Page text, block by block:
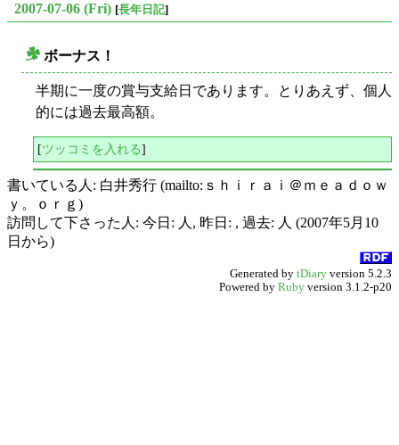
2007-07-06 (Fri) [長年日記]
ボーナス！
半期に一度の賞与支給日であります。とりあえず、個人
的には過去最高額。
[ツッコミを入れる]
書いている人: 白井秀行 (mailto:ｓｈｉｒａｉ＠ｍｅａｄｏｗ
ｙ。ｏｒｇ)
訪問して下さった人: 今日: 人, 昨日: , 過去: 人 (2007年5月10
日から)
Generated by tDiary version 5.2.3
Powered by Ruby version 3.1.2-p20